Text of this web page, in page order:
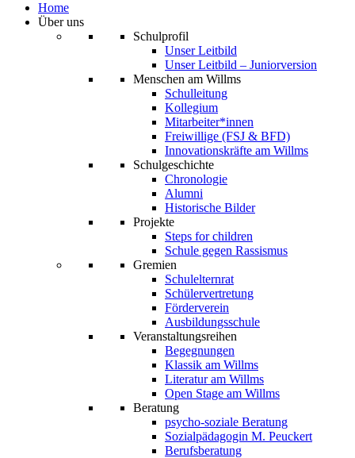
Home
Über uns
Schulprofil
Unser Leitbild
Unser Leitbild – Juniorversion
Menschen am Willms
Schulleitung
Kollegium
Mitarbeiter*innen
Freiwillige (FSJ & BFD)
Innovationskräfte am Willms
Schulgeschichte
Chronologie
Alumni
Historische Bilder
Projekte
Steps for children
Schule gegen Rassismus
Gremien
Schulelternrat
Schülervertretung
Förderverein
Ausbildungsschule
Veranstaltungsreihen
Begegnungen
Klassik am Willms
Literatur am Willms
Open Stage am Willms
Beratung
psycho-soziale Beratung
Sozialpädagogin M. Peuckert
Berufsberatung